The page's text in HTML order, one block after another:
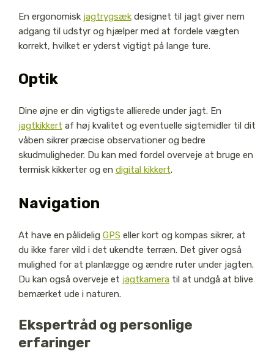
En ergonomisk jagtrygsækdesignet til jagt giver nem
adgang til udstyr og hjælper med at fordele vægten
korrekt, hvilket er yderst vigtigt på lange ture.
Optik
Dine øjne er din vigtigste allierede under jagt. En
jagtkikkert af høj kvalitet og eventuelle sigtemidler til dit
våben sikrer præcise observationer og bedre
skudmuligheder. Du kan med fordel overveje at bruge en
termisk kikkerter og en digital kikkert.
Navigation
At have en pålidelig GPS eller kort og kompas sikrer, at
du ikke farer vild i det ukendte terræn. Det giver også
mulighed for at planlægge og ændre ruter under jagten.
Du kan også overveje et jagtkameratil at undgå at blive
bemærket ude i naturen.
Ekspertråd og personlige
erfaringer